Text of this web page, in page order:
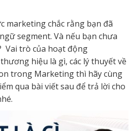
marketing chắc rằng bạn đã
segment. Và nếu bạn chưa
Vai trò của hoạt động
hiệu là gì, các lý thuyết về
trong Marketing thì hãy cùng
qua bài viết sau để trả lời cho